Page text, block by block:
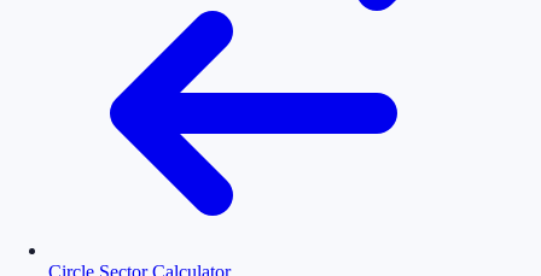
Circle Sector Calculator